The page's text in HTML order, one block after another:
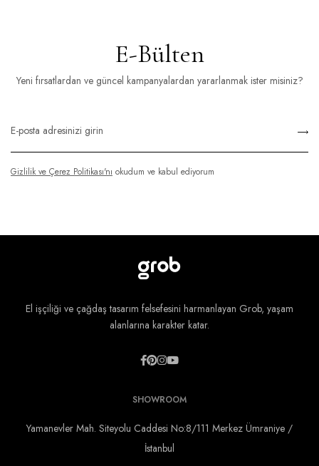
E-Bülten
Yeni fırsatlardan ve güncel kampanyalardan yararlanmak ister misiniz?
Gizlilik ve Çerez Politikası'nı okudum ve kabul ediyorum
El işçiliği ve çağdaş tasarım felsefesini harmanlayan Grob, yaşam
alanlarına karakter katar.
SHOWROOM
Yamanevler Mah. Siteyolu Caddesi No:8/111 Merkez Ümraniye /
İstanbul